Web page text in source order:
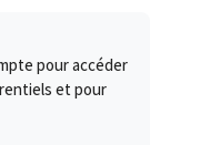
pour accéder
et pour